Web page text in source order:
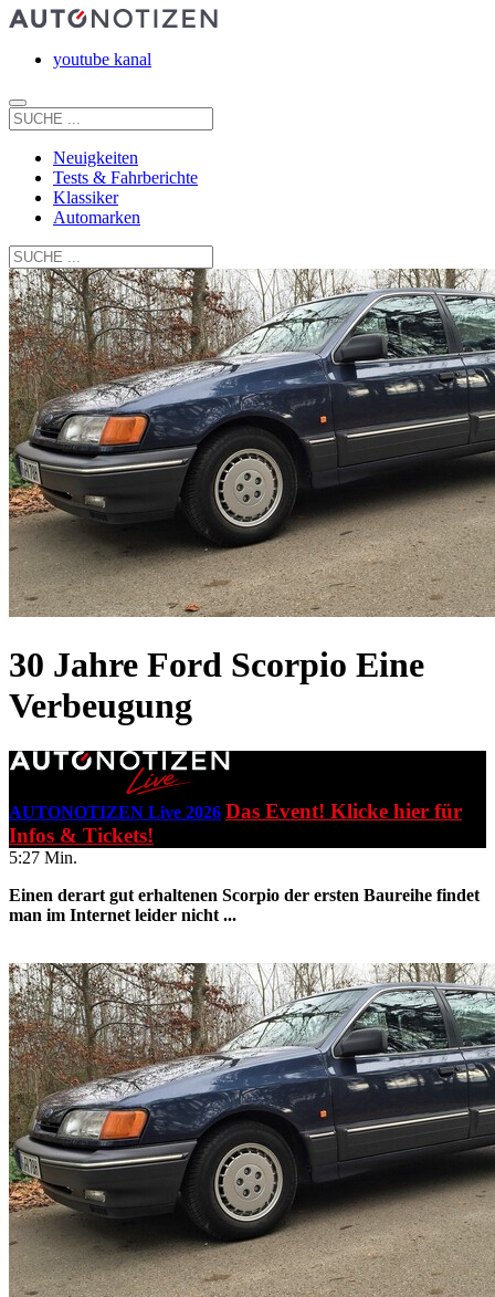
youtube kanal
Neuigkeiten
Tests & Fahrberichte
Klassiker
Automarken
30 Jahre Ford Scorpio Eine
Verbeugung
AUTONOTIZEN Live 2026 Das Event! Klicke hier für
Infos & Tickets!
5:27 Min.
Einen derart gut erhaltenen Scorpio der ersten Baureihe findet
man im Internet leider nicht ...